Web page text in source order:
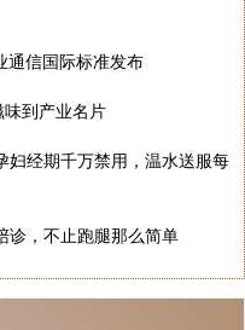
通信国际标准发布
味到产业名片
妇经期千万禁用，温水送服每
诊，不止跑腿那么简单